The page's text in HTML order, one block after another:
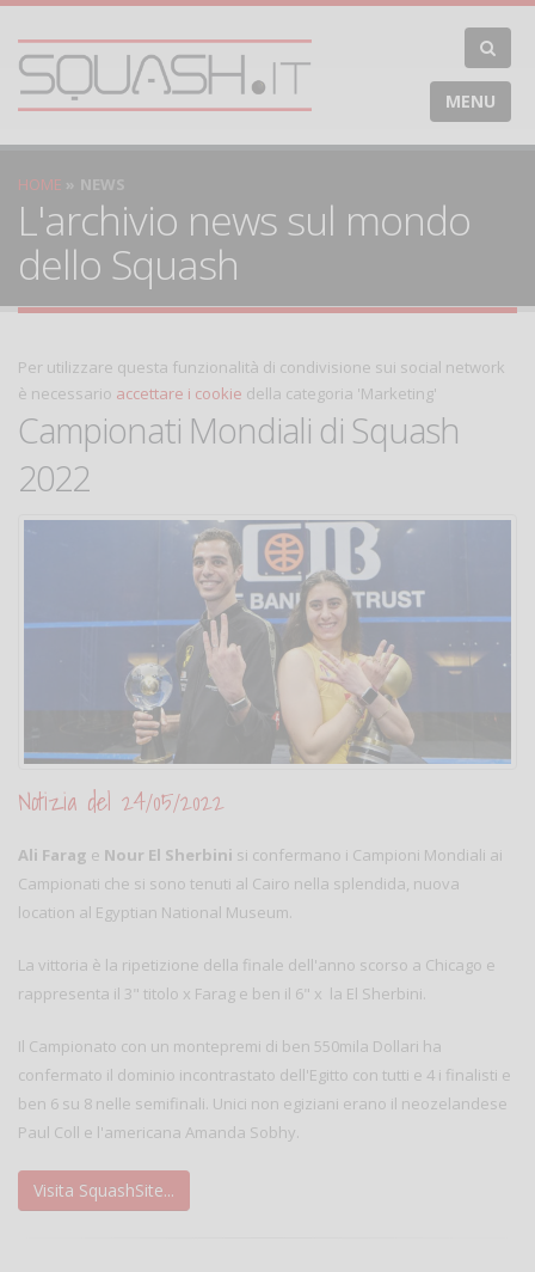
MENU
HOME NEWS
L'archivio news sul mondo
dello Squash
Per utilizzare questa funzionalità di condivisione sui social network
è necessario accettare i cookie della categoria 'Marketing'
Campionati Mondiali di Squash
2022
Notizia del 24/05/2022
Ali Farag e Nour El Sherbini si confermano i Campioni Mondiali ai
Campionati che si sono tenuti al Cairo nella splendida, nuova
location al Egyptian National Museum.
La vittoria è la ripetizione della finale dell'anno scorso a Chicago e
rappresenta il 3" titolo x Farag e ben il 6" x la El Sherbini.
Il Campionato con un montepremi di ben 550mila Dollari ha
confermato il dominio incontrastato dell'Egitto con tutti e 4 i finalisti e
ben 6 su 8 nelle semifinali. Unici non egiziani erano il neozelandese
Paul Coll e l'americana Amanda Sobhy.
Visita SquashSite...